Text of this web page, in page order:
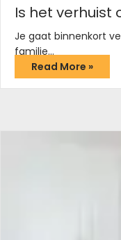
Is het verhuist
Je gaat binnenkort
familie…
Read More »